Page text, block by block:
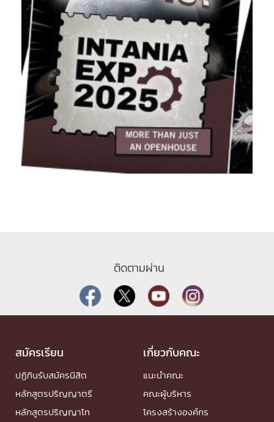
ติดตามผ่าน
สมัครเรียน
ปฏิทินรับสมัครนิสิต
หลักสูตรปริญญาตรี
หลักสูตรปริญญาโท
เกี่ยวกับคณะ
แนะนำคณะ
คณะผู้บริหาร
โครงสร้างองค์กร